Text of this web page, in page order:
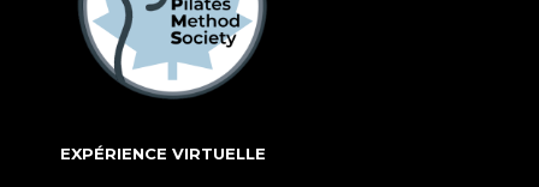
EXPÉRIENCE VIRTUELLE